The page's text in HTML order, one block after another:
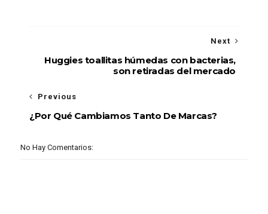
Next
Huggies toallitas húmedas con bacterias,
son retiradas del mercado
Previous
¿Por Qué Cambiamos Tanto De Marcas?
No Hay Comentarios: